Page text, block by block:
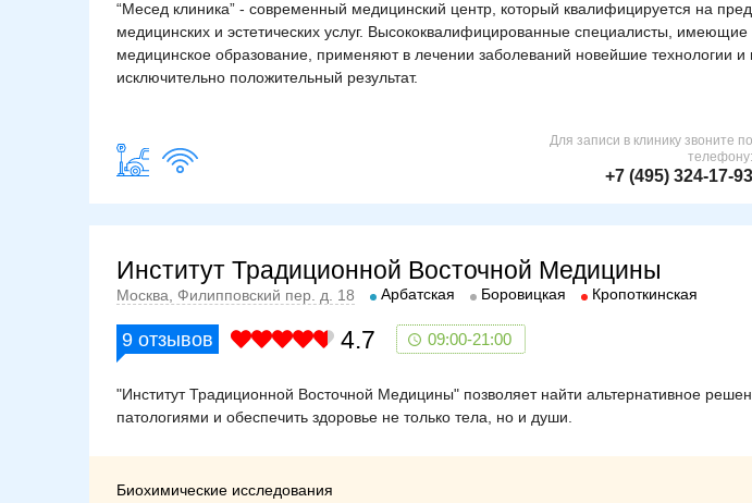
“Месед клиника” - современный медицинский центр, который квалифицируется на
медицинских и эстетических услуг. Высококвалифицированные специалисты,
медицинское образование, применяют в лечении заболеваний новейшие технологии
исключительно положительный результат.
Для записи в клинику звоните по
телефону:
+7 (495) 324-17-93
Институт Традиционной Восточной Медицины
Москва, Филипповский пер. д. 18 Арбатская Боровицкая Кропоткинская
9 отзывов 4.7 09:00-21:00
"Институт Традиционной Восточной Медицины" позволяет найти альтернативное
патологиями и обеспечить здоровье не только тела, но и души.
Биохимические исследования